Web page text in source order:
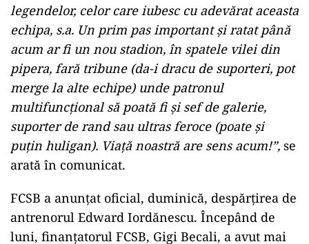
legendelor, celor care iubesc cu adevărat aceasta
echipa, s.a. Un prim pas important şi ratat până
acum ar fi un nou stadion, în spatele vilei din
pipera, fară tribune (da-i dracu de suporteri, pot
merge la alte echipe) unde patronul
multifuncţional să poată fi şi sef de galerie,
suporter de rand sau ultras feroce (poate şi
puţin huligan). Viaţă noastră are sens acum!”, se
arată în comunicat.
FCSB a anunţat oficial, duminică, despărţirea de
antrenorul Edward Iordănescu. Începând de
luni, finanţatorul FCSB, Gigi Becali, a avut mai